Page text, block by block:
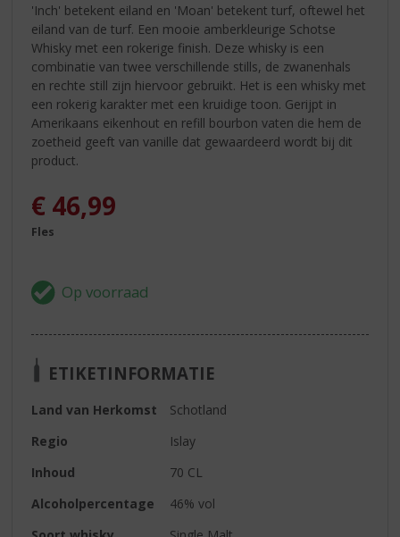
'Inch' betekent eiland en 'Moan' betekent turf, oftewel het
eiland van de turf. Een mooie amberkleurige Schotse
Whisky met een rokerige finish. Deze whisky is een
combinatie van twee verschillende stills, de zwanenhals
en rechte still zijn hiervoor gebruikt. Het is een whisky met
een rokerig karakter met een kruidige toon. Gerijpt in
Amerikaans eikenhout en refill bourbon vaten die hem de
zoetheid geeft van vanille dat gewaardeerd wordt bij dit
product.
€ 46,99
Fles
ETIKETINFORMATIE
Land van Herkomst
Schotland
Regio
Islay
Inhoud
70 CL
Alcoholpercentage
46% vol